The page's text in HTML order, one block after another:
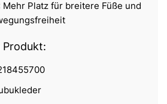
Platz für breitere Füße und
Produkt: